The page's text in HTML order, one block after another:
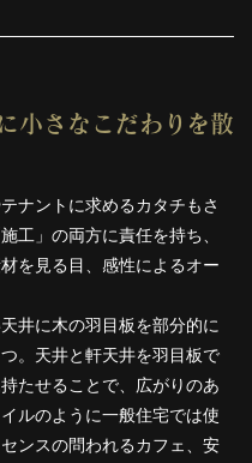
小さなこだわりを散
ナントに求めるカタチもさ
工」の両方に責任を持ち、
を見る目、感性によるオー
井に木の羽目板を部分的に
。天井と軒天井を羽目板で
たせることで、広がりのあ
ルのように一般住宅では使
ンスの問われるカフェ、安